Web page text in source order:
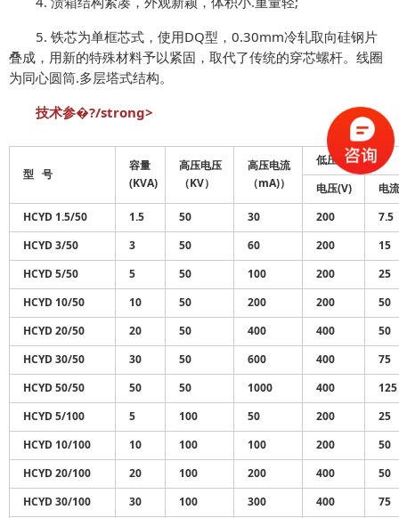
5. 铁芯为单框芯式，使用DQ型，0.30mm冷轧取向硅钢片
叠成，用新的特殊材料予以紧固，取代了传统的穿芯螺杆。线圈
为同心圆筒.多层塔式结构。
技术参�?/strong>
型 号
容量
(KVA)
高压电压
（KV）
高压电流
（mA)）
低压输入
电压(V)
电
HCYD 1.5/50
1.5 50 30 200
7.5
HCYD 3/50
3 50 60 200
15
HCYD 5/50
5 50 100 200
25
HCYD 10/50
10 50 200 200
50
HCYD 20/50
20 50 400 400
50
HCYD 30/50
30 50 600 400
75
HCYD 50/50
50 50 1000 400
125
HCYD 5/100
5 100 50 200
25
HCYD 10/100
10 100 100 200
50
HCYD 20/100
20 100 200 400
50
HCYD 30/100
30 100 300 400
75